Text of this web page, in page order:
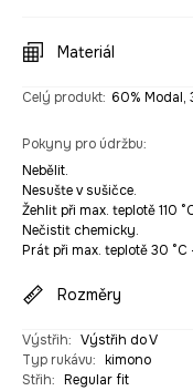
Materiál
Celý produkt: 60% Modal,
Pokyny pro údržbu:
Nebělit.
Nesušte v sušičce.
Žehlit při max. teplotě 110
Nečistit chemicky.
Prát při max. teplotě 30
Rozměry
Výstřih: Výstřih do V
Typ rukávu: kimono
Střih: Regular fit